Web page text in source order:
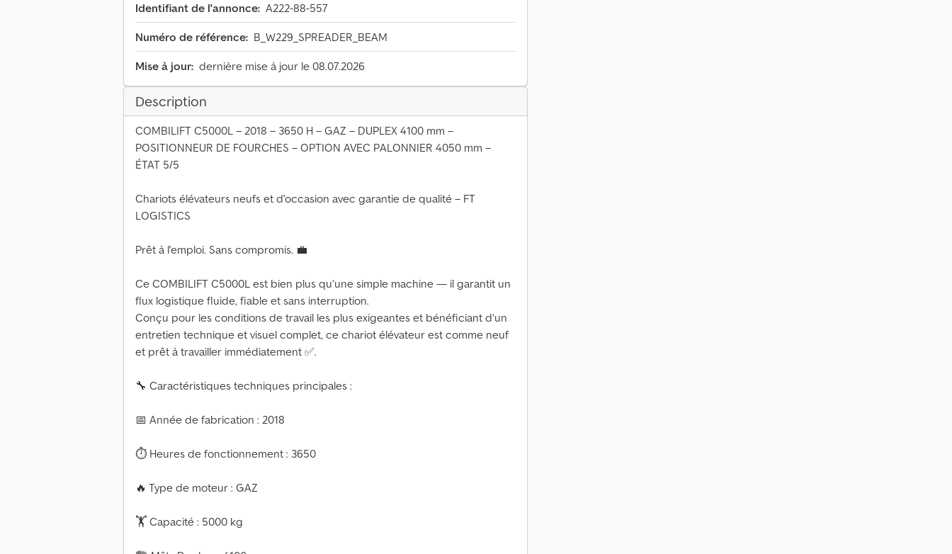
Identifiant de l'annonce: A222-88-557
Numéro de référence: B_W229_SPREADER_BEAM
Mise à jour: dernière mise à jour le 08.07.2026
Description
COMBILIFT C5000L – 2018 – 3650 H – GAZ – DUPLEX 4100 mm –
POSITIONNEUR DE FOURCHES – OPTION AVEC PALONNIER 4050 mm –
ÉTAT 5/5
Chariots élévateurs neufs et d'occasion avec garantie de qualité – FT
LOGISTICS
Prêt à l'emploi. Sans compromis. 💼
Ce COMBILIFT C5000L est bien plus qu’une simple machine — il garantit un
flux logistique fluide, fiable et sans interruption.
Conçu pour les conditions de travail les plus exigeantes et bénéficiant d’un
entretien technique et visuel complet, ce chariot élévateur est comme neuf
et prêt à travailler immédiatement ✅.
🔧 Caractéristiques techniques principales :
📅 Année de fabrication : 2018
⏱ Heures de fonctionnement : 3650
🔥 Type de moteur : GAZ
🏋️ Capacité : 5000 kg